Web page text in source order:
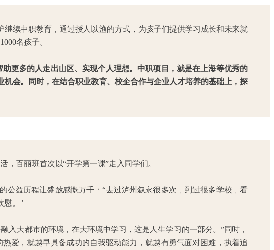
续中职教育，通过授人以渔的方式，为孩子们提供学习成长和未来就
名孩子。
更多的人走出山区、实现个人理想。中职项目，就是在上海等优秀的
会。同时，在结合职业教育、校企合作与企业人才培养的基础上，探
百丽班首次以“开学第一课”走入同学们。
益历程让盛放感慨万千：“去过泸州叙永很多次，到过很多学校，看
慰。”
大都市的环境，在大环境中学习，这是人生学习的一部分。”同时，
爱，就越早具备成功的自我驱动能力，就越有勇气面对困难，执着追